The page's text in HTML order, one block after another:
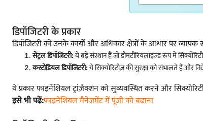
डिपॉजिटरी के प्रकार
डिपॉजिटरी को उनके कार्यों और अधिकार क्षेत्रों के आधार पर
सेंट्रल डिपॉजिटरी:ये बड़े संस्थान हैं जो डीमटीरियलाइज़्ड रूप में
कस्टोडियल डिपॉजिटरी:ये सिक्योरिटीज़ की सुरक्षा को संभालते हैं और
ये प्रकार फाइनेंशियल ट्रांज़ैक्शन को सुव्यवस्थित करने और
इसे भी पढ़ें:फाइनेंशियल मैनेजमेंट में पूंजी को बढ़ाना